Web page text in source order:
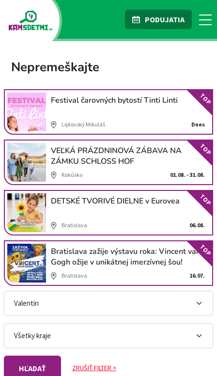
PODUJATIA
Nepremeškajte
Festival čarovných bytostí Tinti Linti
Liptovský Mikuláš Dnes
TOP
VEĽKÁ PRÁZDNINOVÁ ZÁBAVA NA
ZÁMKU SCHLOSS HOF
Rakúsko 01.08. - 31.08.
TOP
DETSKÉ TVORIVÉ DIELNE v Eurovea
Bratislava 06.08.
TOP
Bratislava zažije výstavu roka: Vincent van
Gogh ožije v unikátnej imerzívnej šou!
Bratislava 16.07.
TOP
HĽADAŤ ZRUŠIŤ FILTER ×